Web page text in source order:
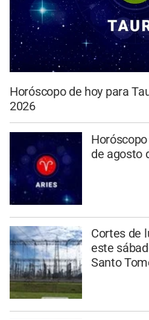
Horóscopo de hoy para
2026
de agosto
Cortes de
este
Santo